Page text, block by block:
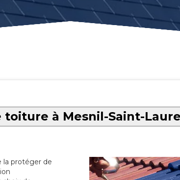
toiture à Mesnil-Saint-
la protéger de